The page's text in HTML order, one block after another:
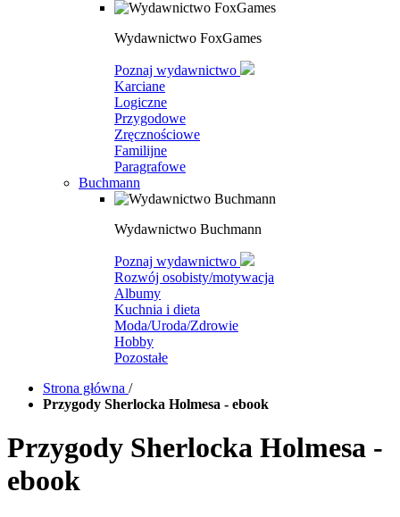
Wydawnictwo FoxGames
Poznaj wydawnictwo
Karciane
Logiczne
Przygodowe
Zręcznościowe
Familijne
Paragrafowe
Buchmann
Wydawnictwo Buchmann
Poznaj wydawnictwo
Rozwój osobisty/motywacja
Albumy
Kuchnia i dieta
Moda/Uroda/Zdrowie
Hobby
Pozostałe
Strona główna /
Przygody Sherlocka Holmesa - ebook
Przygody Sherlocka Holmesa -
ebook